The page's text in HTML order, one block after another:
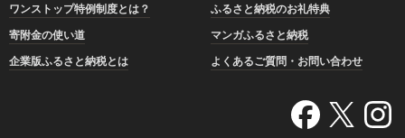
ワンストップ特例制度とは？
ふるさと納税のお礼特典
寄附金の使い道
マンガふるさと納税
企業版ふるさと納税とは
よくあるご質問・お問い合わせ